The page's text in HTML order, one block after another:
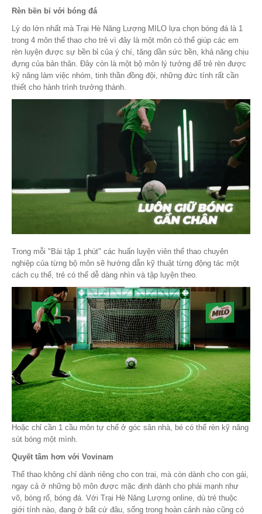
Rèn bền bỉ với bóng đá
Lý do lớn nhất mà Trại Hè Năng Lượng MILO lựa chọn bóng đá là 1
trong 4 môn thể thao cho trẻ vì đây là một môn có thể giúp các em
rèn luyện được sự bền bỉ của ý chí, tăng dần sức bền, khả năng chịu
đựng của bản thân. Đây còn là một bộ môn lý tưởng để trẻ rèn được
kỹ năng làm việc nhóm, tinh thần đồng đội, những đức tính rất cần
thiết cho hành trình trưởng thành.
Trong mỗi "Bài tập 1 phút" các huấn luyện viên thể thao chuyên
nghiệp của từng bộ môn sẽ hướng dẫn kỹ thuật từng động tác một
cách cụ thể, trẻ có thể dễ dàng nhìn và tập luyện theo.
Hoặc chỉ cần 1 cầu môn tự chế ở góc sân nhà, bé có thể rèn kỹ năng
sút bóng một mình.
Quyết tâm hơn với Vovinam
Thể thao không chỉ dành riêng cho con trai, mà còn dành cho con gái,
ngay cả ở những bộ môn được mặc định dành cho phái mạnh như
võ, bóng rổ, bóng đá. Với Trại Hè Năng Lượng online, dù trẻ thuộc
giới tính nào, đang ở bất cứ đâu, sống trong hoàn cảnh nào cũng có